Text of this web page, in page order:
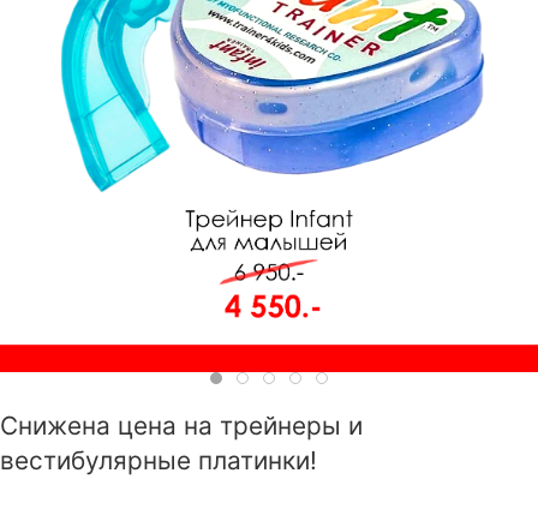
Снижена цена на трейнеры и
вестибулярные платинки!